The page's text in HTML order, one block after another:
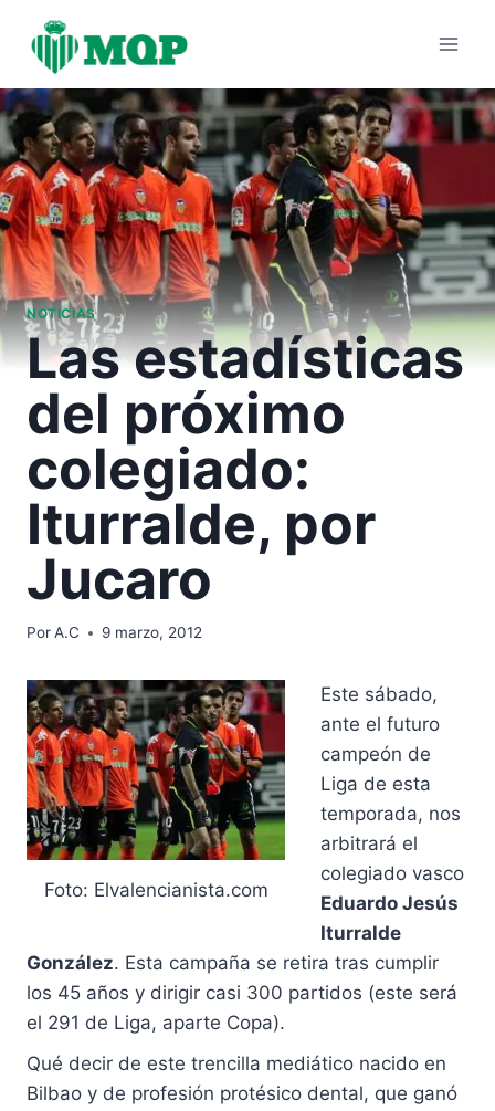
contenido
NOTICIAS
Las estadísticas
del próximo
colegiado:
Iturralde, por
Jucaro
PorA.C 9 marzo, 2012
Foto: Elvalencianista.com
Este sábado,
ante el futuro
campeón de
Liga de esta
temporada, nos
arbitrará el
colegiado vasco
Eduardo Jesús
Iturralde
González. Esta campaña se retira tras cumplir
los 45 años y dirigir casi 300 partidos (este será
el 291 de Liga, aparte Copa).
Qué decir de este trencilla mediático nacido en
Bilbao y de profesión protésico dental, que ganó